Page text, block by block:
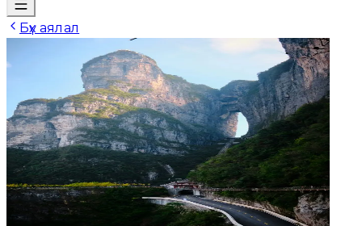
Бүх аялал